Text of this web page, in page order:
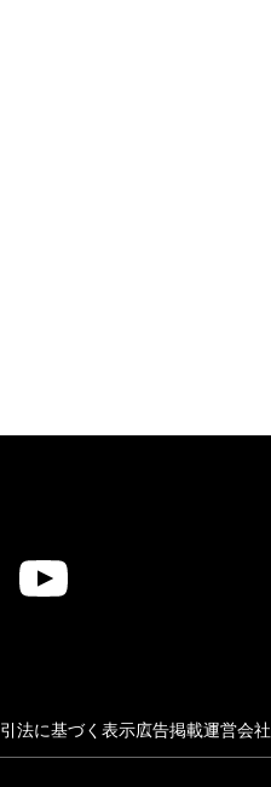
法に基づく表示広告掲載運営会社